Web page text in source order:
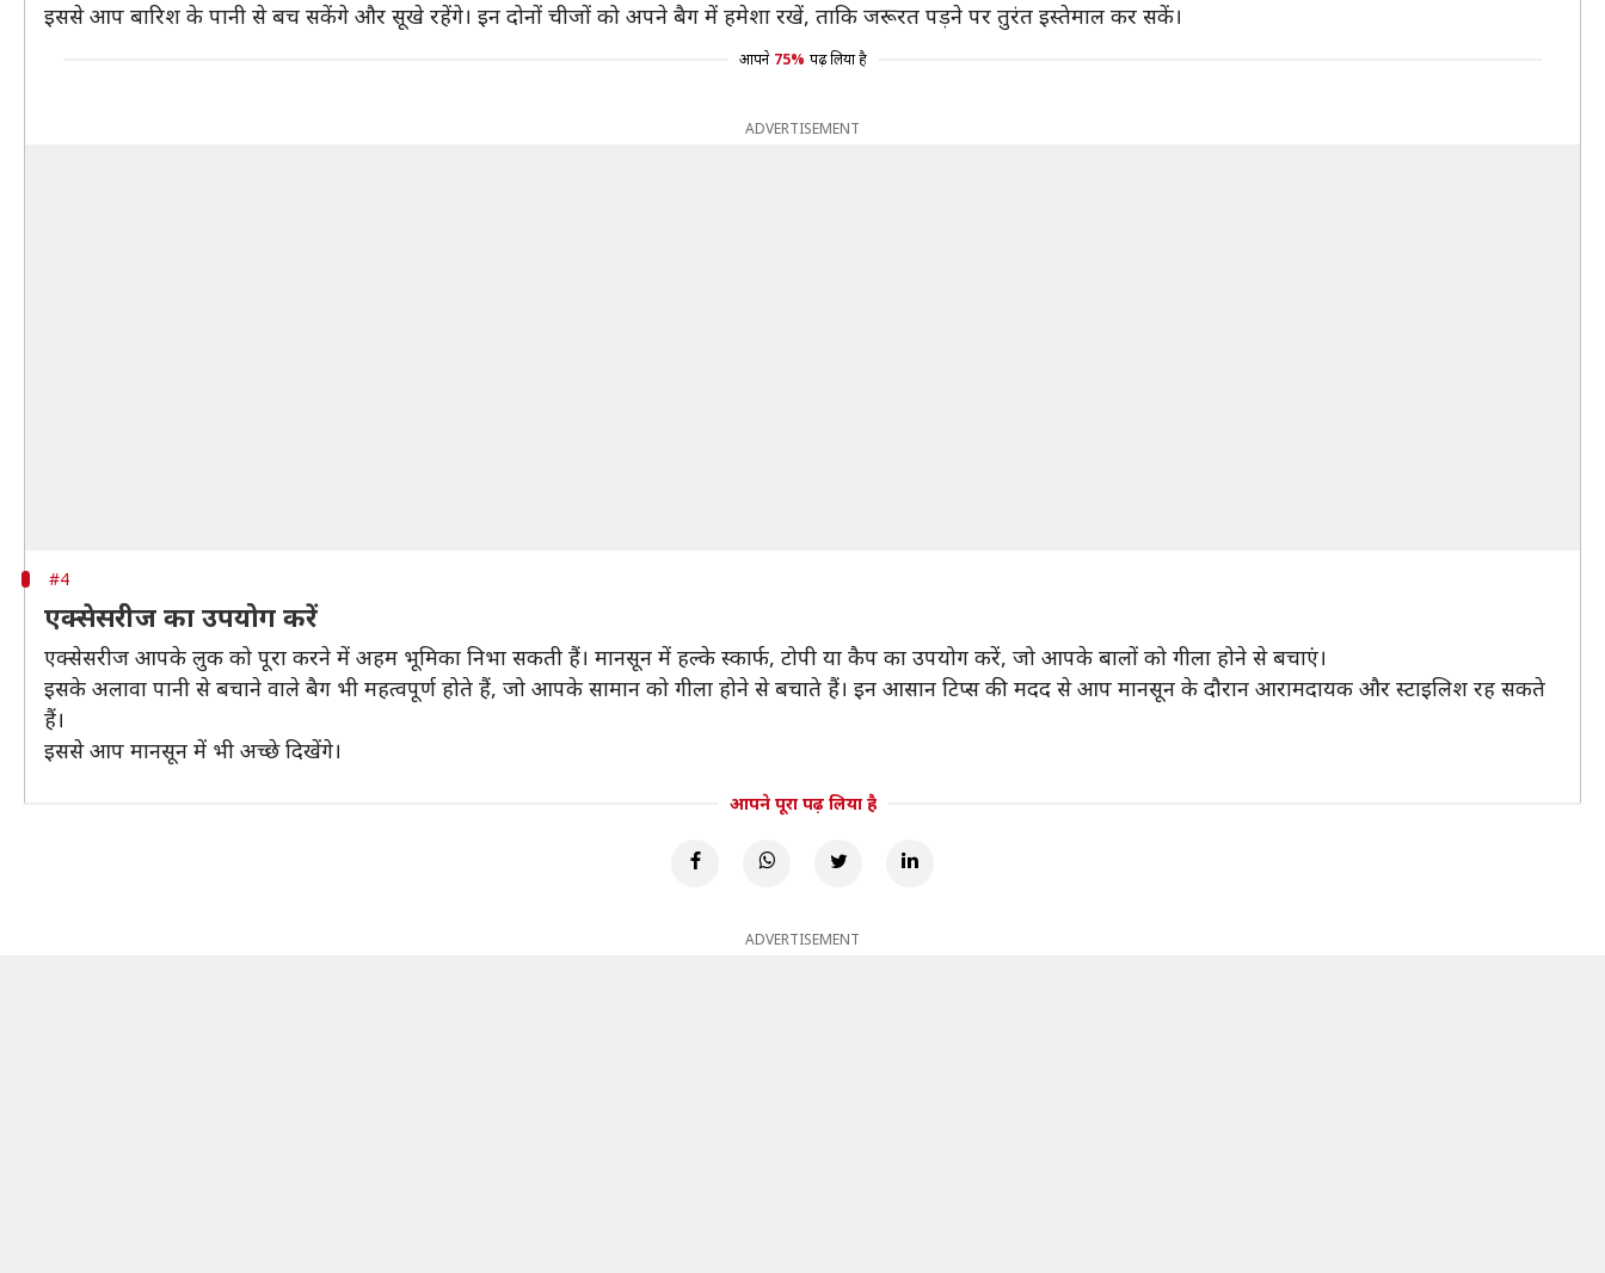
इससे आप बारिश के पानी से बच सकेंगे और सूखे रहेंगे। इन दोनों चीजों को अपने बैग में हमेशा रखें, ताकि जरूरत पड़ने पर तुरंत इस्तेमाल कर सकें।
आपने 75% पढ़ लिया है
ADVERTISEMENT
#4
एक्सेसरीज का उपयोग करें
एक्सेसरीज आपके लुक को पूरा करने में अहम भूमिका निभा सकती हैं। मानसून में हल्के स्कार्फ, टोपी या कैप का उपयोग करें, जो आपके बालों को गीला होने से बचाएं।
इसके अलावा पानी से बचाने वाले बैग भी महत्वपूर्ण होते हैं, जो आपके सामान को गीला होने से बचाते हैं। इन आसान टिप्स की मदद से आप मानसून के दौरान आरामदायक और स्टाइलिश रह सकते
हैं।
इससे आप मानसून में भी अच्छे दिखेंगे।
आपने पूरा पढ़ लिया है
ADVERTISEMENT